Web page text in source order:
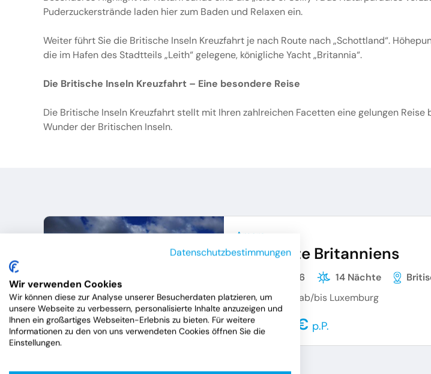
Puderzuckerstrände laden hier zum Baden und Relaxen ein.
Weiter führt Sie die Britische Inseln Kreuzfahrt je nach Route nach „Schottland“.
die im Hafen des Stadtteils „Leith“ gelegene, königliche Yacht „Britannia“.
Die Britische Inseln Kreuzfahrt – Eine besondere Reise
Die Britische Inseln Kreuzfahrt stellt mit Ihren zahlreichen Facetten eine gelungen
Wunder der Britischen Inseln.
Amera
Das Beste Britanniens
08.07.2026 14 Nächte
Gruppenreise ab/bis Luxemburg
ab3.529 € p.P.
Datenschutzbestimmungen
Wir verwenden Cookies
Wir können diese zur Analyse unserer Besucherdaten platzieren, um
unsere Webseite zu verbessern, personalisierte Inhalte anzuzeigen und
Ihnen ein großartiges Webseiten-Erlebnis zu bieten. Für weitere
Informationen zu den von uns verwendeten Cookies öffnen Sie die
Einstellungen.